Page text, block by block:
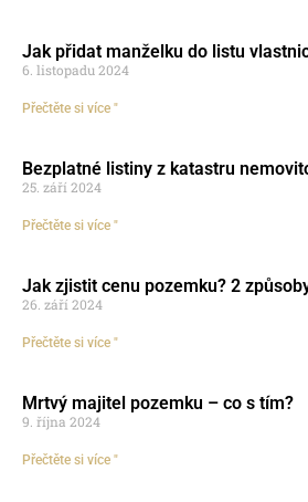
Jak přidat manželku do listu
6. listopadu 2024
Přečtěte si více "
Bezplatné listiny z katastru
25. září 2024
Přečtěte si více "
Jak zjistit cenu pozemku? 2
26. září 2024
Přečtěte si více "
Mrtvý majitel pozemku – co s tím?
9. října 2024
Přečtěte si více "